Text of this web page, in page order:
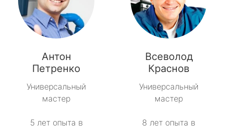
Антон
Петренко
Универсальный
мастер
5 лет опыта в
Всеволод
Краснов
Универсальный
мастер
8 лет опыта в